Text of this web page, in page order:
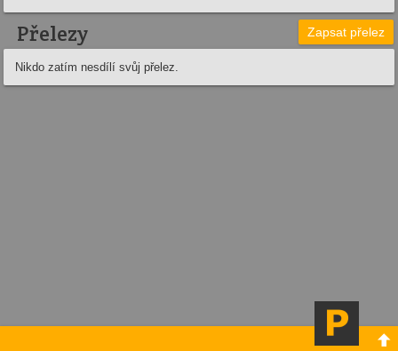
Přelezy Zapsat přelez
Nikdo zatím nesdílí svůj přelez.
